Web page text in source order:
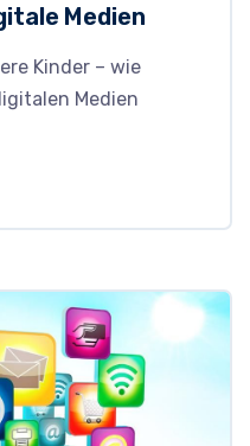
Medien
Kinder – wie
Medien